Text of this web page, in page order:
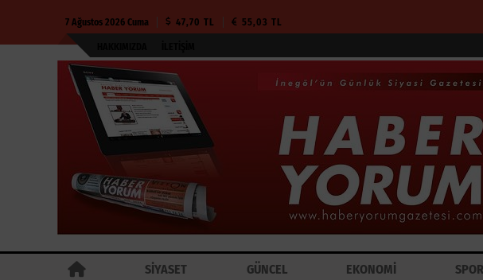
7 Ağustos 2026 Cuma 47,70 TL 55,03 TL
SİYASET GÜNCEL EKONOMİ